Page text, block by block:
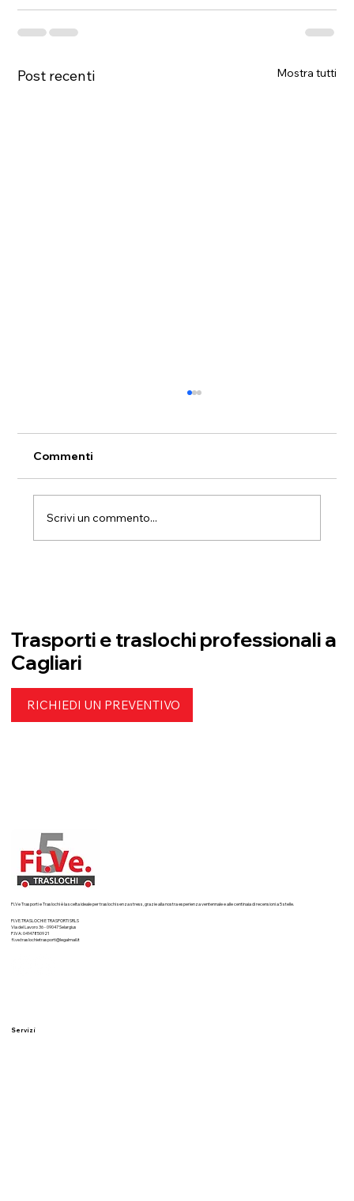
Post recenti Mostra tutti
Commenti
Scrivi un commento...
Trasporti e traslochi professionali a
Cagliari
RICHIEDI UN PREVENTIVO
Fi.Ve Trasporti e Traslochi è la scelta ideale per traslochi senza stress, grazie alla nostra esperienza ventennale e alle centinaia di recensioni a 5 stelle.
FI.VE.TRASLOCHI E TRASPORTI SRLS
Via del Lavoro 36 - 09047 Selargius
P.IVA: 04147850921
fi.ve.traslochietrasporti@legalmail.it
Servizi